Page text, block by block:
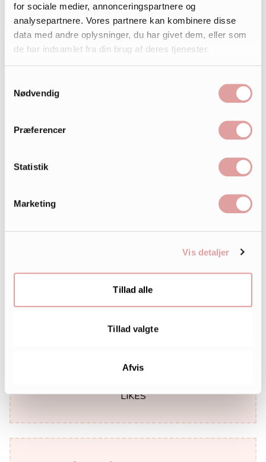
for sociale medier, annonceringspartnere og
analysepartnere. Vores partnere kan kombinere disse
data med andre oplysninger, du har givet dem, eller som
de har indsamlet fra din brug af deres tjenester.
Nødvendig
Præferencer
Statistik
Marketing
Vis detaljer
Tillad alle
Tillad valgte
Afvis
242.000
LIKES